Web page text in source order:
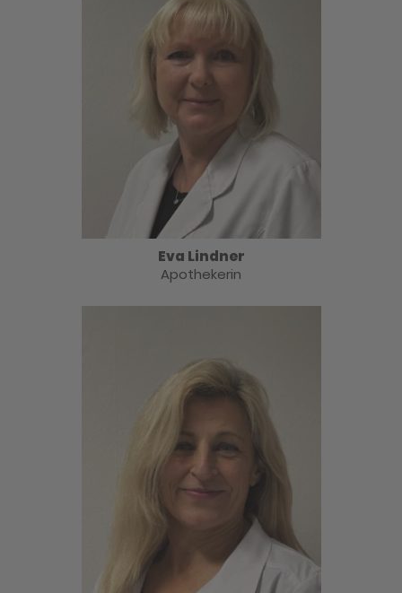
Eva Lindner
Apothekerin